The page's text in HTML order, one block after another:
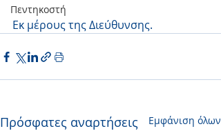
Πεντηκοστή
Εκ μέρους της Διεύθυνσης.
Πρόσφατες αναρτήσεις Εμφάνιση όλων